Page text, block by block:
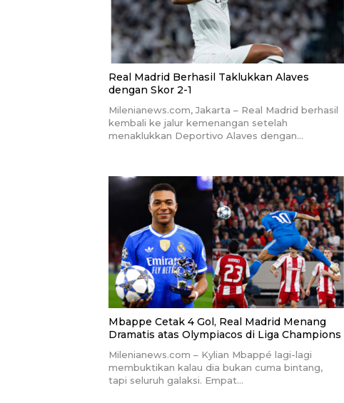
Real Madrid Berhasil Taklukkan Alaves
dengan Skor 2-1
Milenianews.com, Jakarta – Real Madrid berhasil
kembali ke jalur kemenangan setelah
menaklukkan Deportivo Alaves dengan…
Mbappe Cetak 4 Gol, Real Madrid Menang
Dramatis atas Olympiacos di Liga Champions
Milenianews.com – Kylian Mbappé lagi-lagi
membuktikan kalau dia bukan cuma bintang,
tapi seluruh galaksi. Empat…